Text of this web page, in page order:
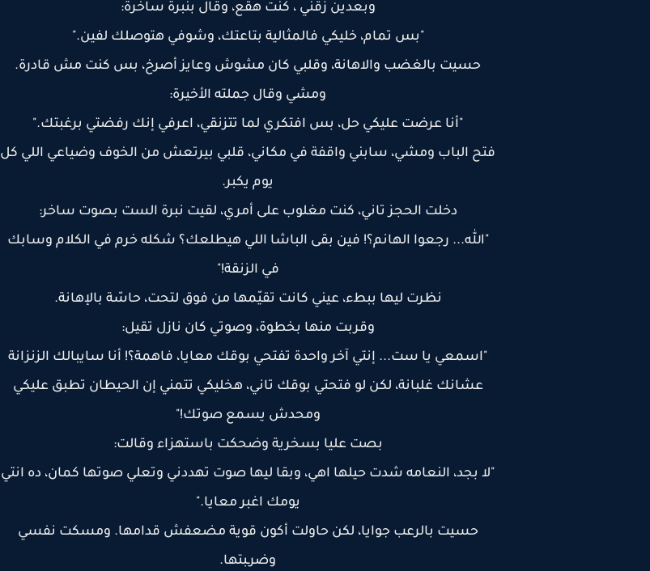
وبعدين زقني ، كنت هقع، وقال بنبرة ساخرة:
"بس تمام، خليكي فالمثالية بتاعتك، وشوفي هتوصلك لفين."
حسيت بالغضب والاهانة، وقلبي كان مشوش وعايز أصرخ، بس كنت مش قادرة.
ومشي وقال جملته الأخيرة:
"أنا عرضت عليكي حل، بس افتكري لما تتزنقي، اعرفي إنك رفضتي برغبتك."
فتح الباب ومشي، سابني واقفة في مكاني، قلبي بيرتعش من الخوف وضياعي اللي كل
يوم يكبر.
دخلت الحجز تاني، كنت مغلوب على أمري، لقيت نبرة الست بصوت ساخر:
"الله... رجعوا الهانم؟! فين بقى الباشا اللي هيطلعك؟ شكله خرم في الكلام وسابك
في الزنقة!"
نظرت ليها ببطء، عيني كانت تقيّمها من فوق لتحت، حاسّة بالإهانة.
وقربت منها بخطوة، وصوتي كان نازل تقيل:
"اسمعي يا ست... إنتي آخر واحدة تفتحي بوقك معايا، فاهمة؟! أنا سايبالك الزنزانة
عشانك غلبانة، لكن لو فتحتي بوقك تاني، هخليكي تتمني إن الحيطان تطبق عليكي
ومحدش يسمع صوتك!"
بصت عليا بسخرية وضحكت باستهزاء وقالت:
"لا بجد، النعامه شدت حيلها اهي، وبقا ليها صوت تهددني وتعلي صوتها كمان، ده انتي
يومك اغبر معايا."
حسيت بالرعب جوايا، لكن حاولت أكون قوية مضعفش قدامها. ومسكت نفسي
وضرـبتها.